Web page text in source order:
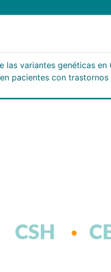
las variantes genéticas
pacientes con
CSH